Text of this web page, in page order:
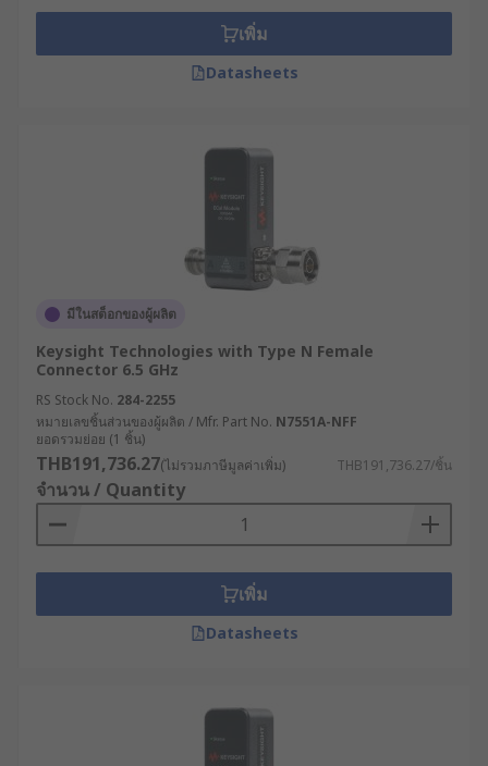
เพิ่ม
Datasheets
มีในสต็อกของผู้ผลิต
Keysight Technologies with Type N Female
Connector 6.5 GHz
RS Stock No. 284-2255
หมายเลขชิ้นส่วนของผู้ผลิต / Mfr. Part No. N7551A-NFF
ยอดรวมย่อย (1 ชิ้น)
THB191,736.27(ไม่รวมภาษีมูลค่าเพิ่ม) THB191,736.27/ชิ้น
จำนวน / Quantity
เพิ่ม
Datasheets